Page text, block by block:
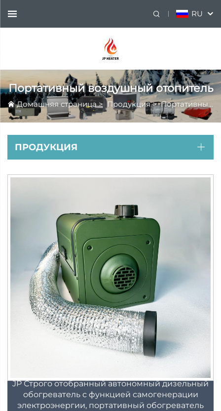
RU
Портативный воздушный отопитель
Домашняя страница>Продукция>Портативный воздушный отопитель
ПРОДУКЦИЯ
JP Строго отобранный автономный дизельный
обогреватель с функцией самогенерации
электроэнергии, портативный обогреватель